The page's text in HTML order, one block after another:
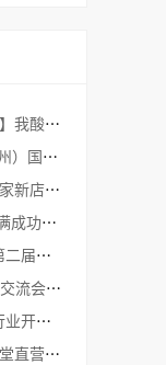
【放牧青春·Hai歌河畔】我酸了,这是什么神仙团建!!!→
源生堂|第62届中国（广州）国际美博会圆满收官，收获满满！→
好事成双！源生堂连开2家新店，与宜家为邻，养发更便利啦~→
首届中国-东盟美博会圆满成功！民族养发品牌-源生堂大受瞩目→
民族本草·创领未来｜第二届中国头皮管理科学趋势论坛圆满举行→
2025中国-东盟工商合作交流会，源生堂品牌创始人黄伟文应邀出席！→
源生堂重磅！中国养发行业开启“协同养发4.0”时代|见证源生堂养发实力→
守正·创新|2024年源生堂直营年会圆满举行→